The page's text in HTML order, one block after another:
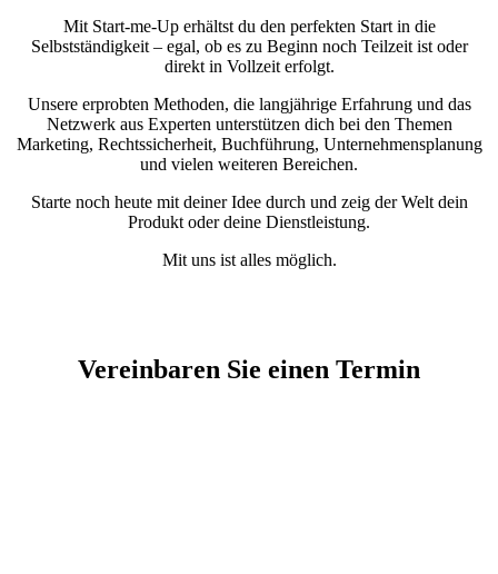
Mit Start-me-Up erhältst du den perfekten Start in die
Selbstständigkeit – egal, ob es zu Beginn noch Teilzeit ist oder
direkt in Vollzeit erfolgt.
Unsere erprobten Methoden, die langjährige Erfahrung und das
Netzwerk aus Experten unterstützen dich bei den Themen
Marketing, Rechtssicherheit, Buchführung, Unternehmensplanung
und vielen weiteren Bereichen.
Starte noch heute mit deiner Idee durch und zeig der Welt dein
Produkt oder deine Dienstleistung.
Mit uns ist alles möglich.
Vereinbaren Sie einen Termin